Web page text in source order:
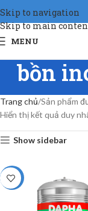
Skip to navigation
Skip to main
MENU
bồn
Trang chủ Sản phẩm
Hiển thị kết quả duy
Show sidebar
-5%